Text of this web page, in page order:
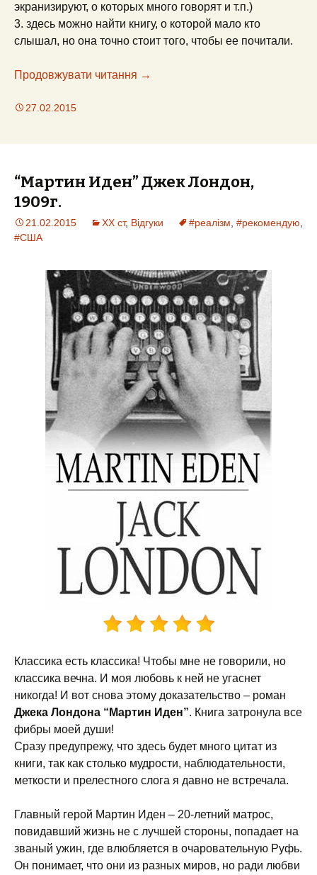
экранизируют, о которых много говорят и т.п.)
3. здесь можно найти книгу, о которой мало кто
слышал, но она точно стоит того, чтобы ее почитали.
Продовжувати читання Мои литературные игры
→
27.02.2015
“Мартин Иден” Джек Лондон,
1909г.
21.02.2015 XX ст, Відгуки #реалізм, #рекомендую,
#США
Классика есть классика! Чтобы мне не говорили, но
классика вечна. И моя любовь к ней не угаснет
никогда! И вот снова этому доказательство – роман
Джека Лондона “Мартин Иден”. Книга затронула все
фибры моей души!
Сразу предупрежу, что здесь будет много цитат из
книги, так как столько мудрости, наблюдательности,
меткости и прелестного слога я давно не встречала.
Главный герой Мартин Иден – 20-летний матрос,
повидавший жизнь не с лучшей стороны, попадает на
званый ужин, где влюбляется в очаровательную Руфь.
Он понимает, что они из разных миров, но ради любви